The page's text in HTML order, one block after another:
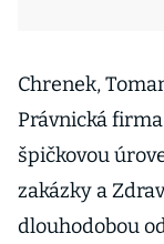
Chrenek,
Právnická
špičkovou
zakázky a
dlouhodobou